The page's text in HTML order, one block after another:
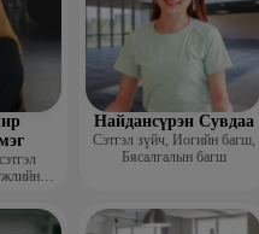
Найдансүрэн Сувдаа
Сэтгэл зүйч, Иогийн багш,
Бясалгалын багш